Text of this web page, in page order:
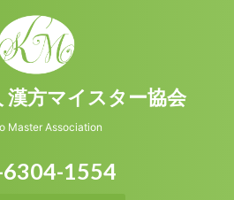
漢方マイスター協会
Master Association
1554